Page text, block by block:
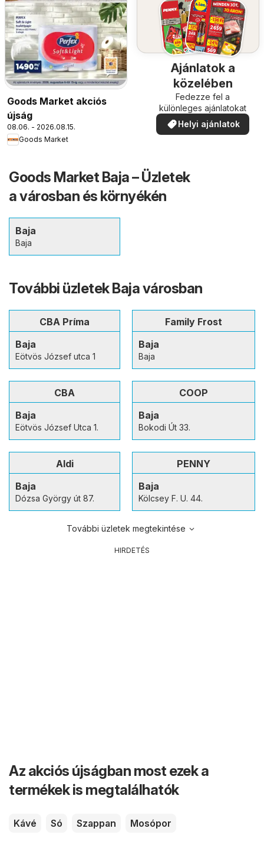
Goods Market akciós
újság
08.06. - 2026.08.15.
Goods Market
Ajánlatok a
közelében
Fedezze fel a
különleges ajánlatokat
Helyi ajánlatok
Goods Market Baja – Üzletek
a városban és környékén
Baja
Baja
További üzletek Baja városban
CBA Príma
Baja
Eötvös József utca 1
Family Frost
Baja
Baja
CBA
Baja
Eötvös József Utca 1.
COOP
Baja
Bokodi Út 33.
Aldi
Baja
Dózsa György út 87.
PENNY
Baja
Kölcsey F. U. 44.
További üzletek megtekintése
HIRDETÉS
Az akciós újságban most ezek a
termékek is megtalálhatók
Kávé Só Szappan Mosópor